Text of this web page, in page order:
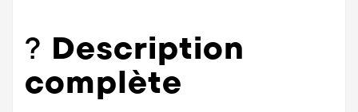
? Description
complète